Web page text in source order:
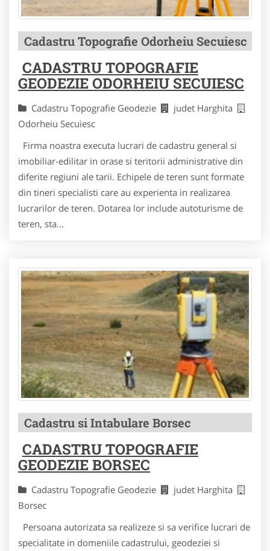
Cadastru Topografie Odorheiu Secuiesc
CADASTRU TOPOGRAFIE
GEODEZIE ODORHEIU SECUIESC
Cadastru Topografie Geodezie
judet Harghita
Odorheiu Secuiesc
Firma noastra executa lucrari de cadastru general si
imobiliar-edilitar in orase si teritorii administrative din
diferite regiuni ale tarii. Echipele de teren sunt formate
din tineri specialisti care au experienta in realizarea
lucrarilor de teren. Dotarea lor include autoturisme de
teren, sta...
Cadastru si Intabulare Borsec
CADASTRU TOPOGRAFIE
GEODEZIE BORSEC
Cadastru Topografie Geodezie
judet Harghita
Borsec
Persoana autorizata sa realizeze si sa verifice lucrari de
specialitate in domeniile cadastrului, geodeziei si